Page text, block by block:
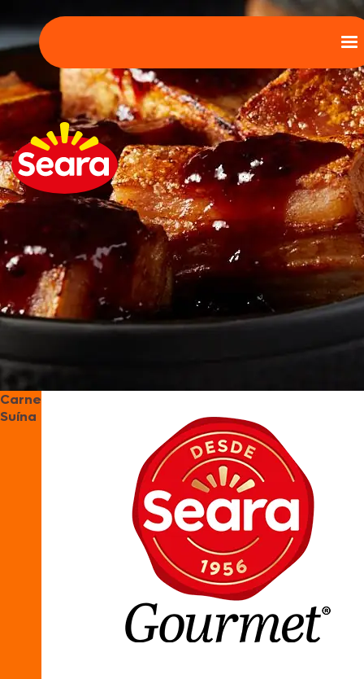
Carne
Suína